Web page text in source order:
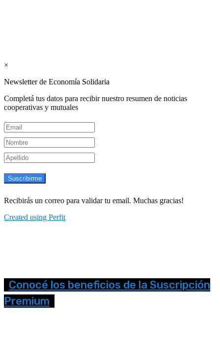
×
Newsletter de Economía Solidaria
Completá tus datos para recibir nuestro resumen de noticias
cooperativas y mutuales
Suscribirme
Recibirás un correo para validar tu email. Muchas gracias!
Created using Perfit
Conocé los beneficios de la Suscripción
Premium